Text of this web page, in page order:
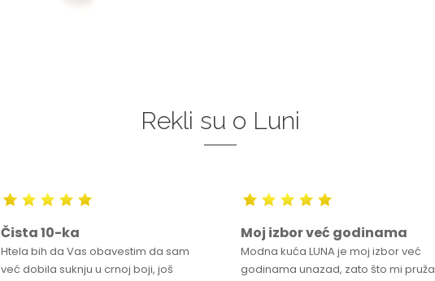
Rekli su o Luni
Čista 10-ka
Htela bih da Vas obavestim da sam
već dobila suknju u crnoj boji, još
Moj izbor već godinama
Modna kuća LUNA je moj izbor već
godinama unazad, zato što mi pruža